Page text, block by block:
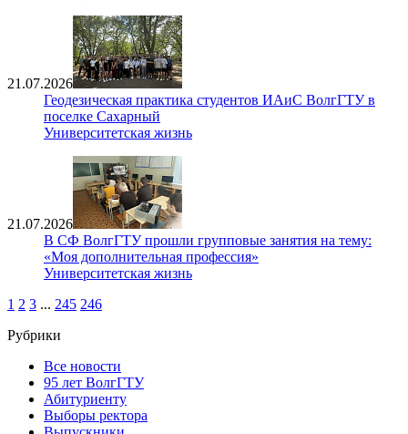
21.07.2026
Геодезическая практика студентов ИАиС ВолгГТУ в
поселке Сахарный
Университетская жизнь
21.07.2026
В СФ ВолгГТУ прошли групповые занятия на тему:
«Моя дополнительная профессия»
Университетская жизнь
1 2 3 ... 245 246
Рубрики
Все новости
95 лет ВолгГТУ
Абитуриенту
Выборы ректора